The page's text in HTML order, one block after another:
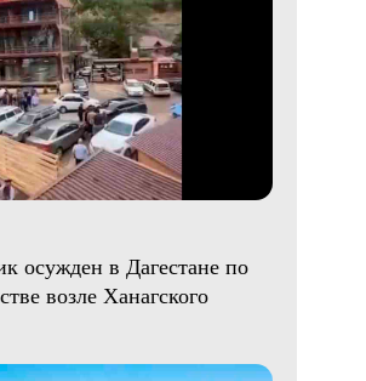
осужден в Дагестане по
возле Ханагского